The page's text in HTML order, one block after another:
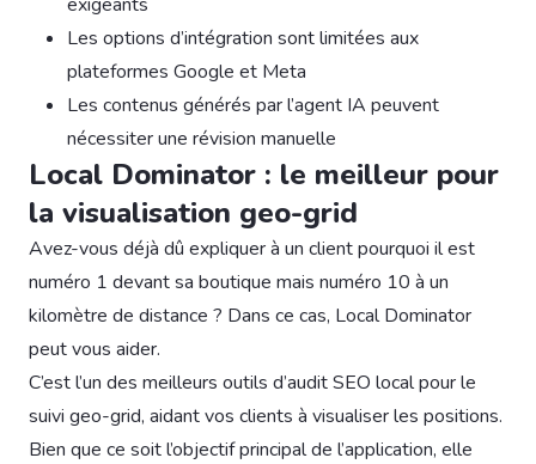
Les options d’intégration sont limitées aux
plateformes Google et Meta
Les contenus générés par l’agent IA peuvent
nécessiter une révision manuelle
Local Dominator : le meilleur pour
la visualisation geo-grid
Avez-vous déjà dû expliquer à un client pourquoi il est
numéro 1 devant sa boutique mais numéro 10 à un
kilomètre de distance ? Dans ce cas, Local Dominator
peut vous aider.
C’est l’un des meilleurs outils d’audit SEO local pour le
suivi geo-grid, aidant vos clients à visualiser les positions.
Bien que ce soit l’objectif principal de l’application, elle